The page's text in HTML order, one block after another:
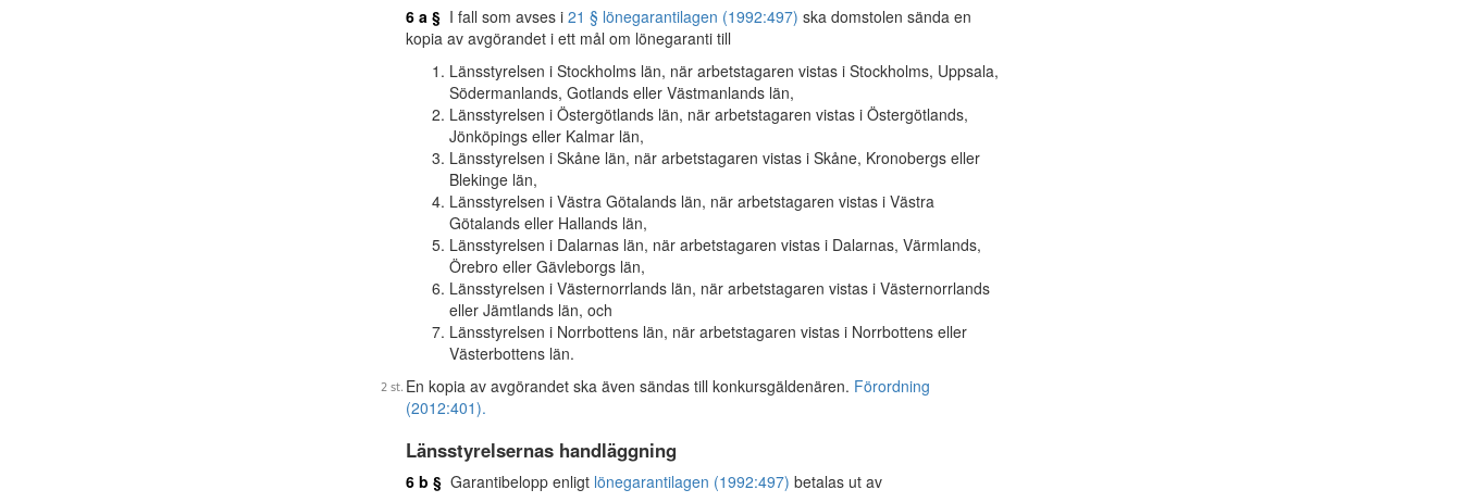
6 a § I fall som avses i 21 § lönegarantilagen (1992:497) ska domstolen sända en
kopia av avgörandet i ett mål om lönegaranti till
Länsstyrelsen i Stockholms län, när arbetstagaren vistas i Stockholms, Uppsala,
Södermanlands, Gotlands eller Västmanlands län,
Länsstyrelsen i Östergötlands län, när arbetstagaren vistas i Östergötlands,
Jönköpings eller Kalmar län,
Länsstyrelsen i Skåne län, när arbetstagaren vistas i Skåne, Kronobergs eller
Blekinge län,
Länsstyrelsen i Västra Götalands län, när arbetstagaren vistas i Västra
Götalands eller Hallands län,
Länsstyrelsen i Dalarnas län, när arbetstagaren vistas i Dalarnas, Värmlands,
Örebro eller Gävleborgs län,
Länsstyrelsen i Västernorrlands län, när arbetstagaren vistas i Västernorrlands
eller Jämtlands län, och
Länsstyrelsen i Norrbottens län, när arbetstagaren vistas i Norrbottens eller
Västerbottens län.
En kopia av avgörandet ska även sändas till konkursgäldenären. Förordning
(2012:401).
Länsstyrelsernas handläggning
6 b § Garantibelopp enligt lönegarantilagen (1992:497) betalas ut av